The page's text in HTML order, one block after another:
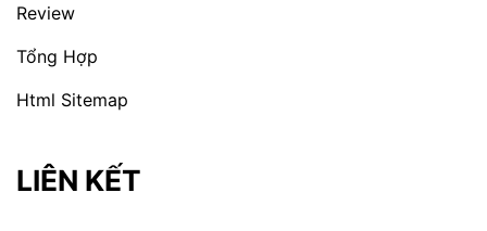
Review
Tổng Hợp
Html Sitemap
LIÊN KẾT